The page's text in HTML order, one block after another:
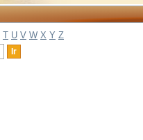
T U V W X Y Z